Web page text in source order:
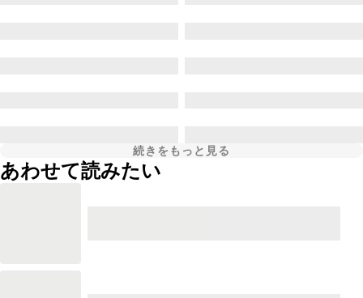
続きをもっと見る
あわせて読みたい